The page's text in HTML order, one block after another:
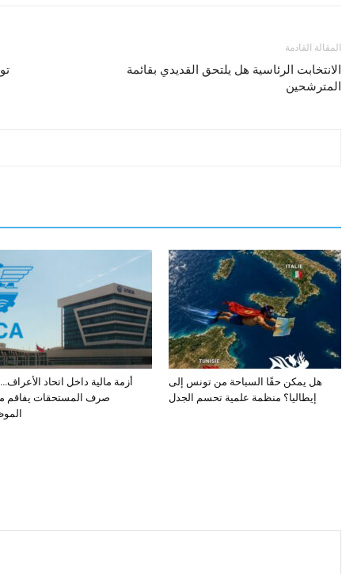
المقالة القادمة
الانتخابت الرئاسية هل يلتحق القديدي بقائمة
المترشحين
أزمة مالية داخل اتحاد الأعراف…
صرف المستحقات يفاقم
هل يمكن حقًا السباحة من تونس إلى
إيطاليا؟ منظمة علمية تحسم الجدل